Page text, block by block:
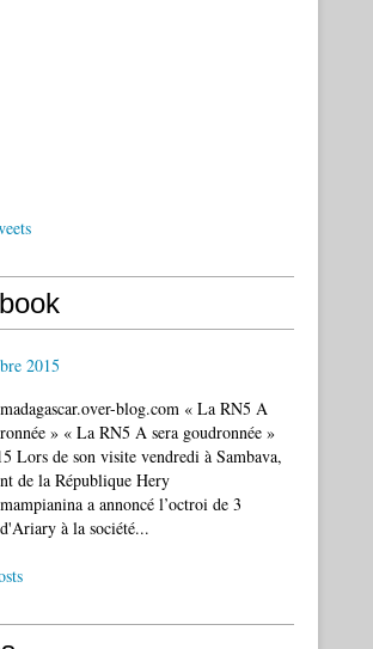
2015
blog.com « La RN5 A
» « La RN5 A sera goudronnée »
Lors de son visite vendredi à Sambava,
de la République Hery
a annoncé l’octroi de 3
à la société...